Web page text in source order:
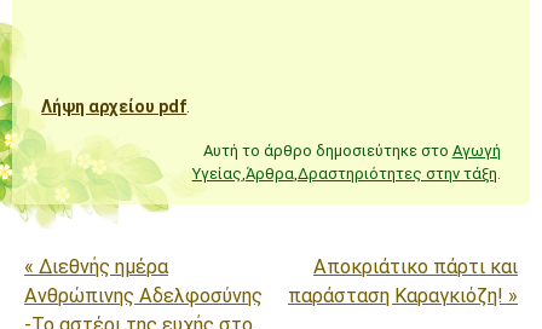
Λήψη αρχείου pdf
Αυτή το άρθρο δημοσιεύτηκε στο Αγωγή
Υγείας Άρθρα, Δραστηριότητες στην τάξη
Πλοήγηση άρθρων
« Διεθνής ημέρα
Ανθρώπινης Αδελφοσύνης
Αποκριάτικο πάρτι και
παράσταση Καραγκιόζη! »